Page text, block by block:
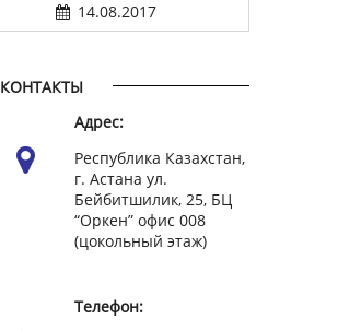
14.08.2017
КОНТАКТЫ
Адрес:
Республика Казахстан,
г. Астана ул.
Бейбитшилик, 25, БЦ
“Оркен” офис 008
(цокольный этаж)
Телефон: